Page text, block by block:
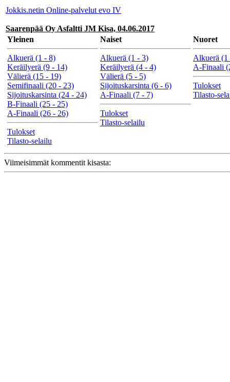
Jokkis.netin Online-palvelut evo IV
Saarenpää Oy Asfaltti JM Kisa, 04.06.2017
Yleinen
Alkuerä (1 - 8)
Keräilyerä (9 - 14)
Välierä (15 - 19)
Semifinaali (20 - 23)
Sijoituskarsinta (24 - 24)
B-Finaali (25 - 25)
A-Finaali (26 - 26)
Tulokset
Tilasto-selailu
Naiset
Alkuerä (1 - 3)
Keräilyerä (4 - 4)
Välierä (5 - 5)
Sijoituskarsinta (6 - 6)
A-Finaali (7 - 7)
Tulokset
Tilasto-selailu
Nuoret
Alkuerä (1
A-Finaali
Tulokset
Tilasto-
Viimeisimmät kommentit kisasta: